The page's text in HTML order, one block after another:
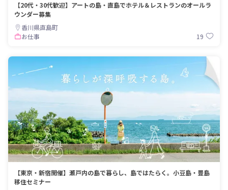
【20代・30代歓迎】アートの島・直島でホテル＆レストランのオールラ
ウンダー募集
香川県直島町
お仕事
19
【東京・新宿開催】瀬戸内の島で暮らし、島ではたらく。小豆島・豊島
移住セミナー